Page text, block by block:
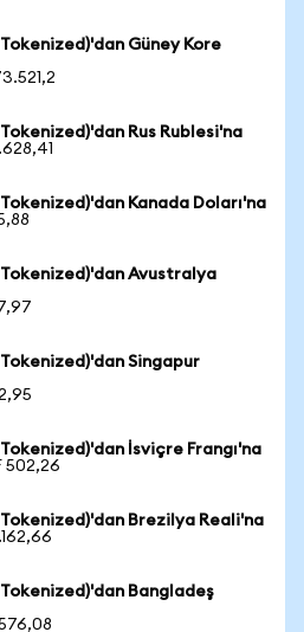
Güney Kore
Rus Rublesi'na
Kanada Doları'na
Avustralya
Singapur
İsviçre Frangı'na
502,26
Brezilya Reali'na
Bangladeş